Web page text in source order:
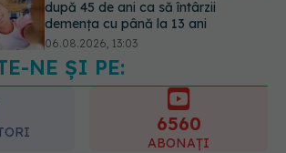
06.08.2026, 13:03
Colebil și Panzcebil, blocate
temporar în farmacii. ANMDMR
explică de ce a luat măsura
NE ȘI PE:
6560
ABONAȚI